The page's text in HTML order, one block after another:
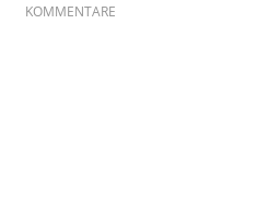
KOMMENTARE